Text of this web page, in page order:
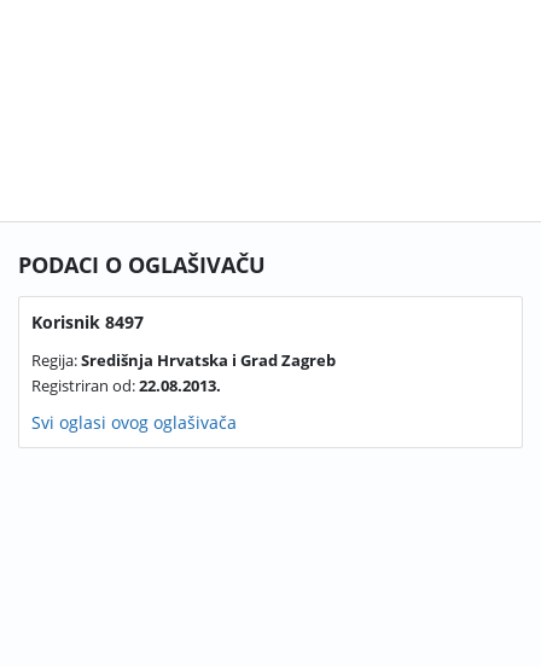
PODACI O OGLAŠIVAČU
Korisnik 8497
Regija:Središnja Hrvatska i Grad Zagreb
Registriran od:22.08.2013.
Svi oglasi ovog oglašivača